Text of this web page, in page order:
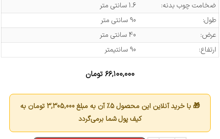
ضخامت چوب بدنه:
1.6 سانتی متر
طول:
90 سانتی متر
عرض:
40 سانتی متر
ارتفاع:
90 سانتیمتر
۶۶,۱۰۰,۰۰۰ تومان
🎁 با خرید آنلاین این محصول 5٪ آن به مبلغ 3,305,000تومان به
کیف پول شما برمی‌گردد